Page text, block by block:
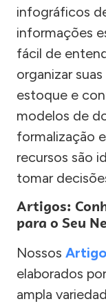
infográficos
informações
fácil de
organizar
estoque e
modelos de
formalização
recursos são
tomar
Artigos:
para o Seu
Nossos
elaborados
ampla